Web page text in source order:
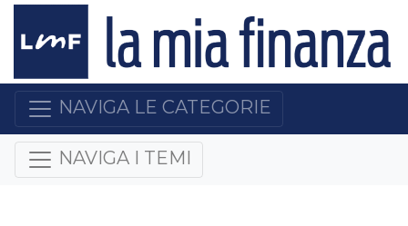
NAVIGA LE CATEGORIE
NAVIGA I TEMI